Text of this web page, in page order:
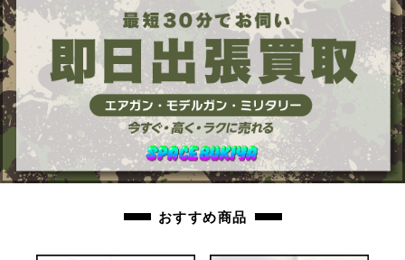
おすすめ商品